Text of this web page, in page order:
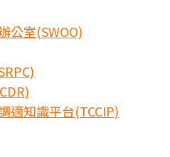
公室(SWOO)
適知識平台(TCCIP)